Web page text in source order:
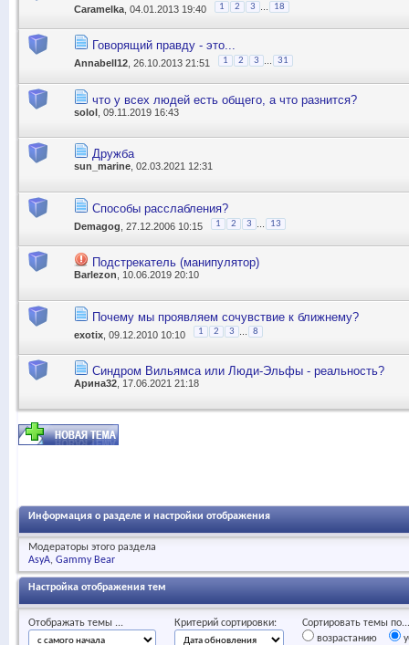
Caramelka , 04.01.2013 19:40 1 2 3 18
Говорящий правду - это...
Annabell12 , 26.10.2013 21:51 1 2 3 31
что у всех людей есть общего, а что разнится?
solol , 09.11.2019 16:43
Дружба
sun_marine , 02.03.2021 12:31
Способы расслабления?
Demagog , 27.12.2006 10:15 1 2 3 13
Подстрекатель (манипулятор)
Barlezon , 10.06.2019 20:10
Почему мы проявляем сочувствие к ближнему?
exotix , 09.12.2010 10:10 1 2 3 ... 8
Синдром Вильямса или Люди-Эльфы - реальность?
Арина32 , 17.06.2021 21:18
Информация о разделе и настройки отображения
Модераторы этого раздела
AsyA Gammy Bear
Настройка отображения тем
Отображать темы ... Критерий сортировки:
Сортировать темы по...
возрастанию